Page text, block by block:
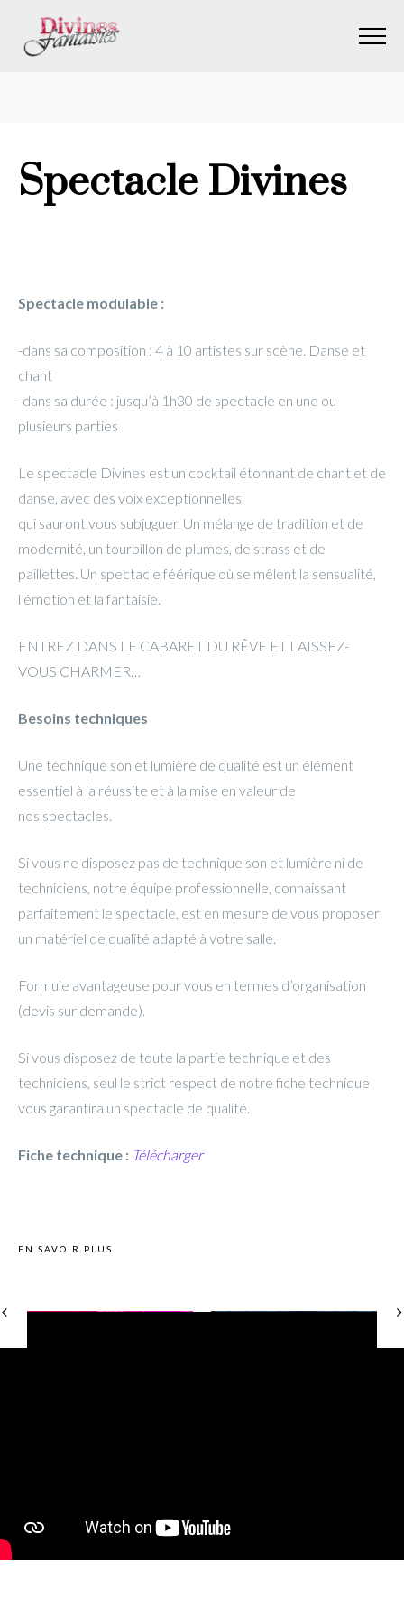
ajax.php"
Spectacle Divines
Spectacle modulable :
-dans sa composition : 4 à 10 artistes sur scène. Danse et
chant
-dans sa durée : jusqu’à 1h30 de spectacle en une ou
plusieurs parties
Le spectacle Divines est un cocktail étonnant de chant et de
danse, avec des voix exceptionnelles
qui sauront vous subjuguer. Un mélange de tradition et de
modernité, un tourbillon de plumes, de strass et de
paillettes. Un spectacle féérique où se mêlent la sensualité,
l’émotion et la fantaisie.
ENTREZ DANS LE CABARET DU RÊVE ET LAISSEZ-
VOUS CHARMER…
Besoins techniques
Une technique son et lumière de qualité est un élément
essentiel à la réussite et à la mise en valeur de
nos spectacles.
Si vous ne disposez pas de technique son et lumière ni de
techniciens, notre équipe professionnelle, connaissant
parfaitement le spectacle, est en mesure de vous proposer
un matériel de qualité adapté à votre salle.
Formule avantageuse pour vous en termes d’organisation
(devis sur demande).
Si vous disposez de toute la partie technique et des
techniciens, seul le strict respect de notre fiche technique
vous garantira un spectacle de qualité.
Fiche technique : Télécharger
EN SAVOIR PLUS